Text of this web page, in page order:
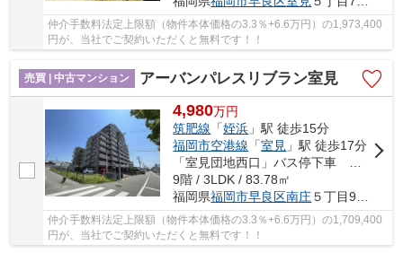
仲介手数料法定上限額（物件本体価格の3.3％+6.6万円）の1,973,400
円が、当社でご契約いただくと無料です！！
売買 | 中古マンション アーバンパレスリブラン室見
4,980万円
筑肥線 「姪浜 」駅 徒歩15分
福岡市空港線 「室見 」駅 徒歩17分
9階 / 3LDK / 83.78㎡
福岡県福岡市早良区南庄５丁目9-12
仲介手数料法定上限額（物件本体価格の3.3％+6.6万円）の1,709,400
円が、当社でご契約いただくと無料です！！